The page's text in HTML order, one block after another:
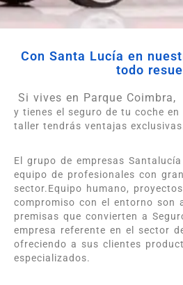
Con Santa Lucía en
todo
Si vives en Parque Coimbra,
y tienes el seguro de tu coche
taller tendrás ventajas exclusivas.
El grupo de empresas
equipo de profesionales con
sector.Equipo humano,
compromiso con el entorno son
premisas que convierten a
empresa referente en el sector
ofreciendo a sus clientes
especializados.